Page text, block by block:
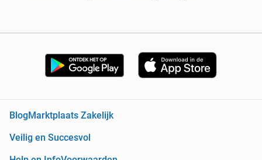
Blog Marktplaats Zakelijk
Veilig en Succesvol